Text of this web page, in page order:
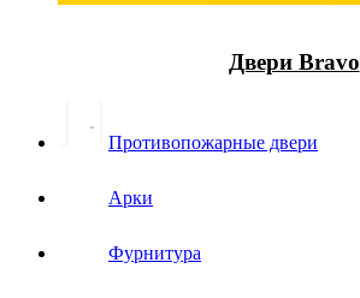
Двери Bravo
Противопожарные двери
Арки
Фурнитура